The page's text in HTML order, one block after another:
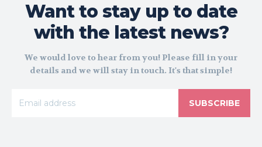
Want to stay up to date
with the latest news?
We would love to hear from you! Please fill in your
details and we will stay in touch. It's that simple!
SUBSCRIBE